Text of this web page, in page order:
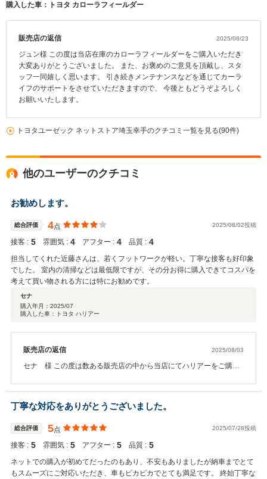
購入した車：トヨタ カローラフィールダー
販売店の返信 2025/08/23
ジュン様 この度は当店在庫のカローラフィールダーをご購入いただき
大変ありがとうございました。 また、お褒めのご意見を頂戴し、スタ
ッフ一同嬉しく思います。 引き続きメンテナンスなどを通じてカーラ
イフのサポートをさせていただきますので、 今後ともどうぞよろしく
お願いいたします。
トヨタユーゼック ネットストア埼玉幸手のクチコミ一覧を見る(90件)
他のユーザーのクチコミ
お勧めします。
総合評価 4点 2025/08/02投稿
接客 : 5 雰囲気 : 4 アフター : 4 品質 : 4
担当してくれた近藤さんは、若くフットワークが軽い。丁寧な接客も好印象
でした。 室内の清掃などは最低限ですが、その分お得に購入できてコスパを
考えて買い物される方には特にお勧めです。
セナ
購入年月： 2025/07
購入した車：トヨタ ハリアー
販売店の返信 2025/08/03
セナ 様 この度は数ある販売店の中から当店にてハリアーをご購入
ろしくお願いいたします。
丁寧な対応をありがとうございました。
総合評価 5点 2025/07/28投稿
接客 : 5 雰囲気 : 5 アフター : 5 品質 : 5
ネットでの購入が初めてだったのもあり、不安もありましたが納車までとて
もスムーズにご対応いただき、車もピカピカでとても満足です。 終始丁寧な